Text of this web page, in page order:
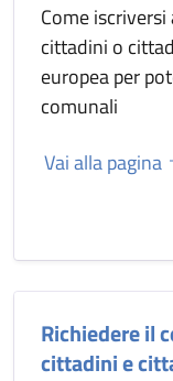
Come
cittadini o
europea per
comunali
Vai alla pagina
Richiedere il
cittadini e